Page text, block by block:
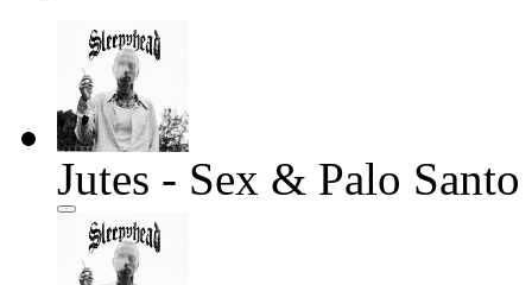
Jutes - Sex & Palo Santo